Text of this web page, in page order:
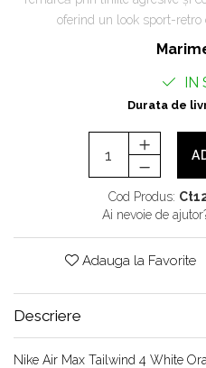
Chuck Taylor
740
Air Max
oferind un look sport-
IN
Durata de
Cod Produs:
Ai nevoie de
Adauga la Favorite
Descriere
Nike Air Max Tailwind 4 White